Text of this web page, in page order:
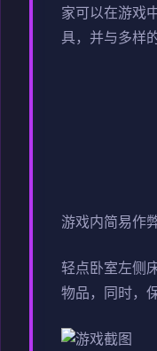
家可以在游戏
具，并与多样
游戏内简易作
轻点卧室左侧
物品，同时，